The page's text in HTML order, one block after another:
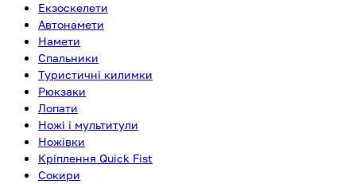
Екзоскелети
Автонамети
Намети
Спальники
Туристичні килимки
Рюкзаки
Лопати
Ножі і мультитули
Ножівки
Кріплення Quick Fist
Сокири